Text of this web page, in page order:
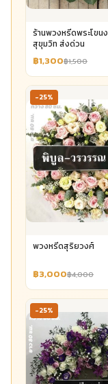
ร้านพวงหรีดพระโขน
สุขุมวิท ส่งด่วน
฿1,300฿1,500
-25%
พวงหรีดสุริยวงศ์
฿3,000฿4,000
-25%